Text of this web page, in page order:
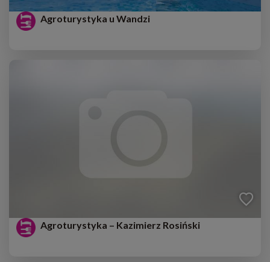
Agroturystyka u Wandzi
Agroturystyka – Kazimierz Rosiński